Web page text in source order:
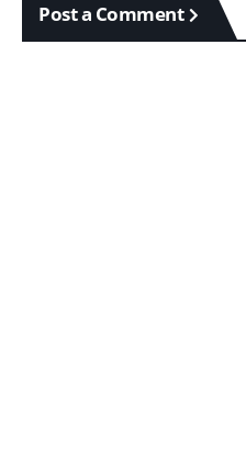
Post a Comment